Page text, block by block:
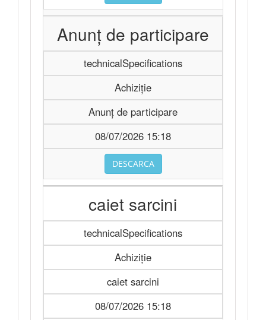
Anunț de participare
technicalSpecifications
Achiziție
Anunț de participare
08/07/2026 15:18
DESCARCA
caiet sarcini
technicalSpecifications
Achiziție
caiet sarcini
08/07/2026 15:18